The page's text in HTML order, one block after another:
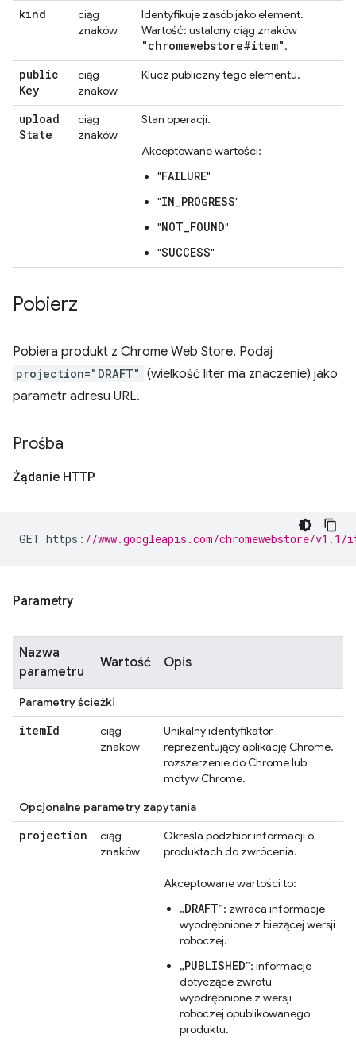
kind
ciąg
znaków
Identyfikuje zasób jako element.
Wartość: ustalony ciąg znaków
"chromewebstore#item".
public
Key
ciąg
znaków
Klucz publiczny tego elementu.
upload
State
ciąg
znaków
Stan operacji.
Akceptowane wartości:
"FAILURE"
"IN_PROGRESS"
"NOT_FOUND"
"SUCCESS"
Pobierz
Pobiera produkt z Chrome Web Store. Podaj
projection="DRAFT" (wielkość liter ma znaczenie) jako
parametr adresu URL.
Prośba
Żądanie HTTP
GET https : //www.googleapis.com/chromewebstore/
Parametry
Nazwa
parametru
Wartość Opis
Parametry ścieżki
itemId
ciąg
znaków
Unikalny identyfikator
reprezentujący aplikację Chrome,
rozszerzenie do Chrome lub
motyw Chrome.
Opcjonalne parametry zapytania
projection
ciąg
znaków
Określa podzbiór informacji o
produktach do zwrócenia.
Akceptowane wartości to:
„DRAFT”: zwraca informacje
wyodrębnione z bieżącej wersji
roboczej.
„PUBLISHED”: informacje
dotyczące zwrotu
wyodrębnione z wersji
roboczej opublikowanego
produktu.